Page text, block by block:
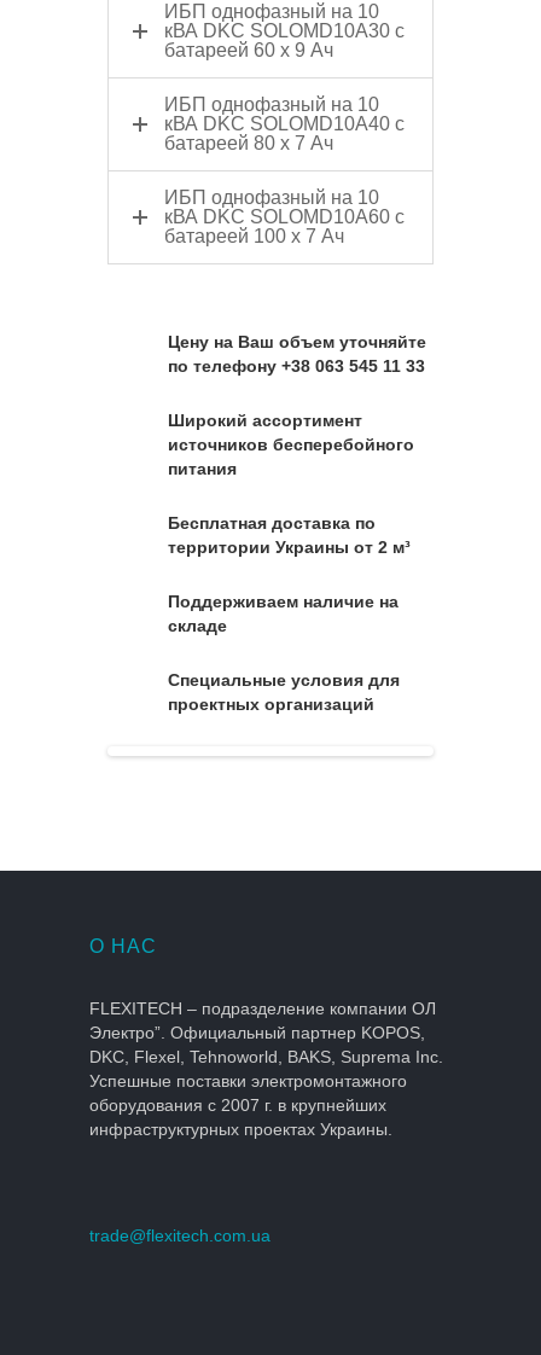
ИБП однофазный на 10
кВА DKC SOLOMD10A30 с
батареей 60 х 9 Ач
ИБП однофазный на 10
кВА DKC SOLOMD10A40 с
батареей 80 х 7 Ач
ИБП однофазный на 10
кВА DKC SOLOMD10A60 с
батареей 100 х 7 Ач
Цену на Ваш объем уточняйте
по телефону +38 063 545 11 33
Широкий ассортимент
источников бесперебойного
питания
Бесплатная доставка по
территории Украины от 2 м³
Поддерживаем наличие на
складе
Специальные условия для
проектных организаций
О НАС
FLEXITECH – подразделение компании ОЛ
Электро”. Официальный партнер KOPOS,
DKC, Flexel, Tehnoworld, BAKS, Suprema Inc.
Успешные поставки электромонтажного
оборудования с 2007 г. в крупнейших
инфраструктурных проектах Украины.
trade@flexitech.com.ua